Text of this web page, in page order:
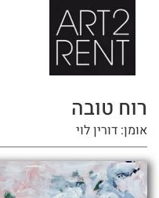
רוח טובה
אומן: דורין לוי